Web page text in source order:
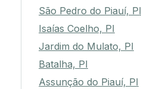
São Pedro do Piauí, PI
Isaías Coelho, PI
Jardim do Mulato, PI
Batalha, PI
Assunção do Piauí, PI